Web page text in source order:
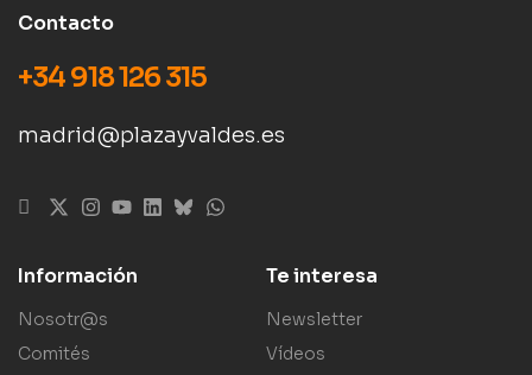
Contacto
+34 918 126 315
madrid@plazayvaldes.es
Información
Nosotr@s
Comités
Te interesa
Newsletter
Vídeos